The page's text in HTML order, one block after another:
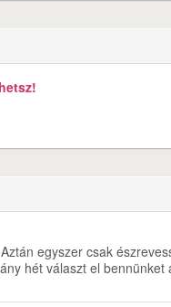
egyszer csak
hét választ el bennünket